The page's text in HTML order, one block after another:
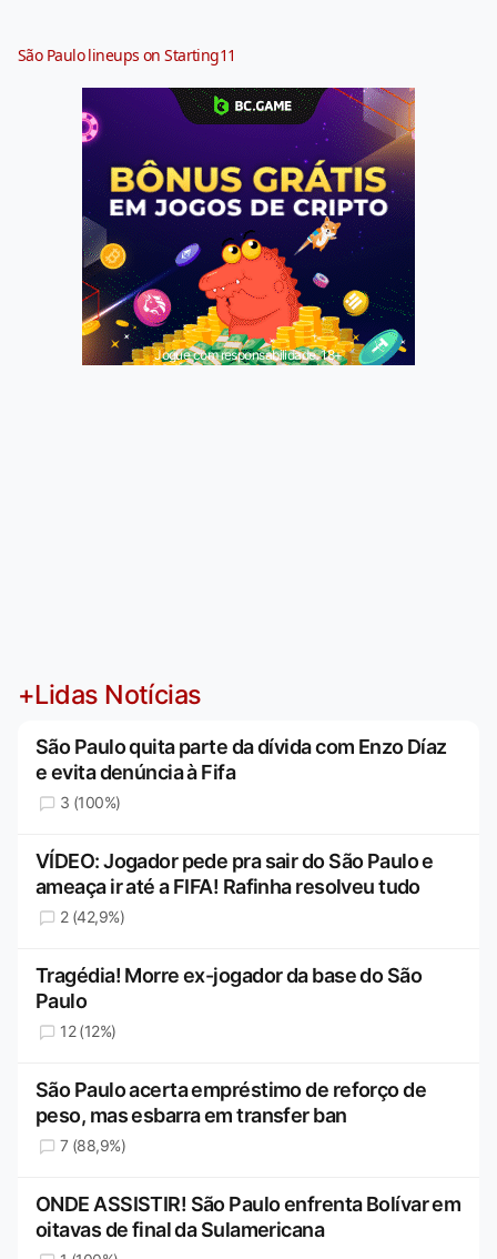
São Paulo lineups on Starting11
Jogue com responsabilidade. 18+
+Lidas Notícias
São Paulo quita parte da dívida com Enzo Díaz
e evita denúncia à Fifa
3 (100%)
VÍDEO: Jogador pede pra sair do São Paulo e
ameaça ir até a FIFA! Rafinha resolveu tudo
2 (42,9%)
Tragédia! Morre ex-jogador da base do São
Paulo
12 (12%)
São Paulo acerta empréstimo de reforço de
peso, mas esbarra em transfer ban
7 (88,9%)
ONDE ASSISTIR! São Paulo enfrenta Bolívar em
oitavas de final da Sulamericana